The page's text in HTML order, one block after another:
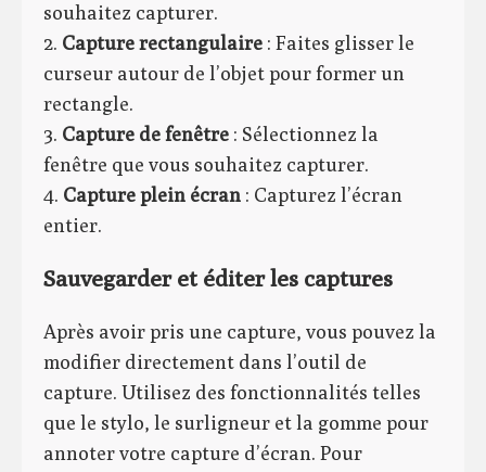
souhaitez capturer.
2. Capture rectangulaire : Faites glisser le
curseur autour de l’objet pour former un
rectangle.
3. Capture de fenêtre : Sélectionnez la
fenêtre que vous souhaitez capturer.
4. Capture plein écran : Capturez l’écran
entier.
Sauvegarder et éditer les captures
Après avoir pris une capture, vous pouvez la
modifier directement dans l’outil de
capture. Utilisez des fonctionnalités telles
que le stylo, le surligneur et la gomme pour
annoter votre capture d’écran. Pour